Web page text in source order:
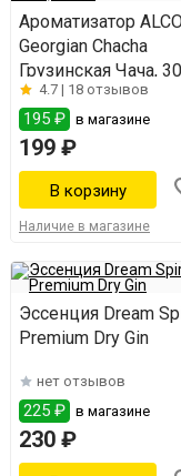
Ароматизатор
Georgian Chacha
Грузинская Чача,
4.7 | 18 отзывов
195 ₽ в магазине
199 ₽
Наличие в магазине
Эссенция Dream
Premium Dry Gin
нет отзывов
225 ₽ в магазине
230 ₽